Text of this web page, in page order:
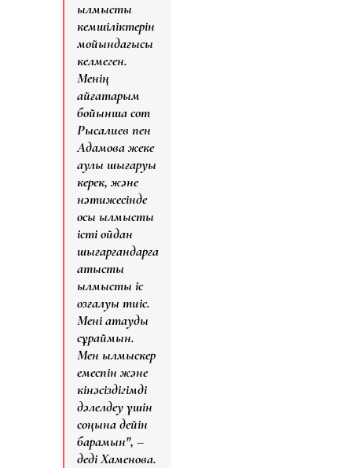
қылмыстық
кемшіліктерін
мойындағысы
келмеген.
Менің
айғақтарым
бойынша сот
Рысқалиев пен
Адамовқа жеке
қаулы шығаруы
керек, және
нәтижесінде
осы қылмыстық
істі ойдан
шығарғандарға
қатысты
қылмыстық іс
қозғалуы тиіс.
Мені ақтауды
сұраймын.
Мен қылмыскер
емеспін және
кінәсіздігімді
дәлелдеу үшін
соңына дейін
барамын", –
деді Хаменова.